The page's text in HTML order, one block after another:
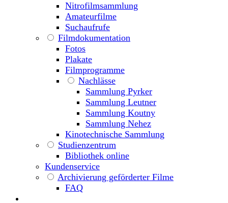
Nitrofilmsammlung
Amateurfilme
Suchaufrufe
Filmdokumentation
Fotos
Plakate
Filmprogramme
Nachlässe
Sammlung Pyrker
Sammlung Leutner
Sammlung Koutny
Sammlung Nehez
Kinotechnische Sammlung
Studienzentrum
Bibliothek online
Kundenservice
Archivierung geförderter Filme
FAQ